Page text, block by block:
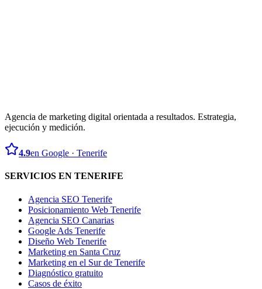
Agencia de marketing digital orientada a resultados. Estrategia,
ejecución y medición.
4.9en Google · Tenerife
SERVICIOS EN TENERIFE
Agencia SEO Tenerife
Posicionamiento Web Tenerife
Agencia SEO Canarias
Google Ads Tenerife
Diseño Web Tenerife
Marketing en Santa Cruz
Marketing en el Sur de Tenerife
Diagnóstico gratuito
Casos de éxito